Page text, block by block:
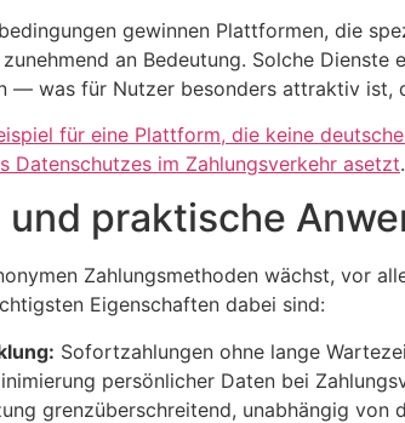
gewinnen Plattformen, die
an Bedeutung. Solche
— was für Nutzer besonders attraktiv ist,
für eine Plattform, die keine
Datenschutzes im Zahlungsverkehr asetzt.
praktische
Zahlungsmethoden wächst, vor
Eigenschaften dabei sind:
Sofortzahlungen ohne lange
persönlicher Daten bei
grenzüberschreitend, unabhängig von